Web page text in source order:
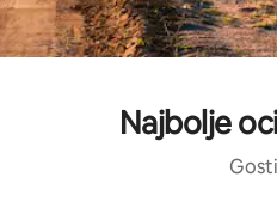
Najbolje